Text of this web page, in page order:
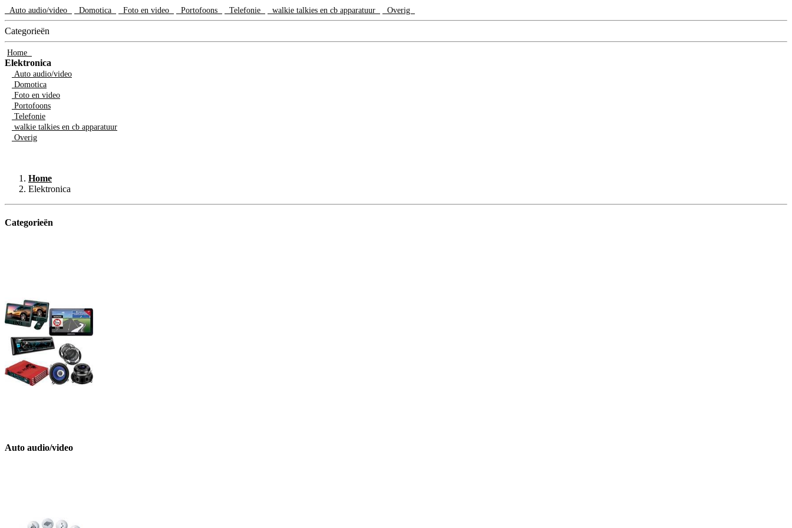
Auto audio/video Domotica Foto en video Portofoons Telefonie walkie talkies en cb apparatuur Overig
Categorieën
Home
Elektronica
Auto audio/video
Domotica
Foto en video
Portofoons
Telefonie
walkie talkies en cb apparatuur
Overig
Home
Elektronica
Categorieën
Auto audio/video